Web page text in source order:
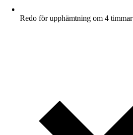
Redo för upphämtning om 4 timmar